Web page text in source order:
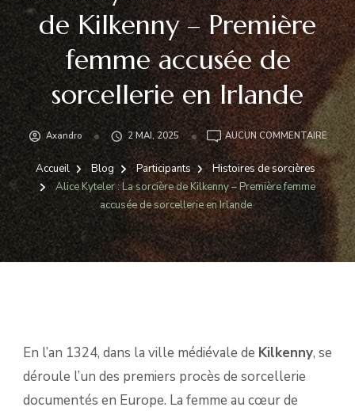
de Kilkenny – Première
femme accusée de
sorcellerie en Irlande
Axandro 2 MAI, 2025 AUCUN COMMENTAIREALICE
:
LA
DE
–
Accueil Blog Participants
Histoires de sorcières
Alice Kyteler : La sorcière de Kilkenny – Première femme
accusée de sorcellerie en Irlande
En l’an 1324, dans la ville médiévale de Kilkenny, se
déroule l’un des premiers procès de sorcellerie
documentés en Europe. La femme au cœur de